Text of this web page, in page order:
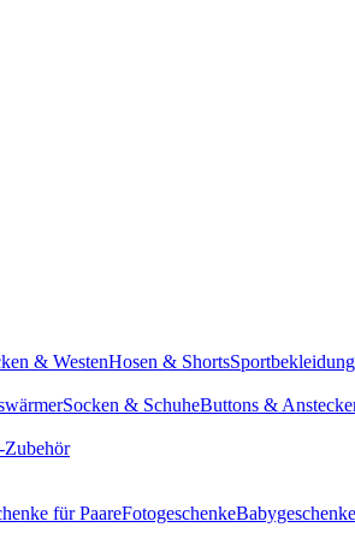
& WestenHosen & ShortsSportbekleidung
Socken & SchuheButtons &
Zubehör
für PaareFotogeschenkeBabygeschenke